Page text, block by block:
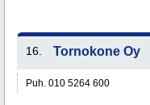
16. Tornokone Oy
Puh. 010 5264 600